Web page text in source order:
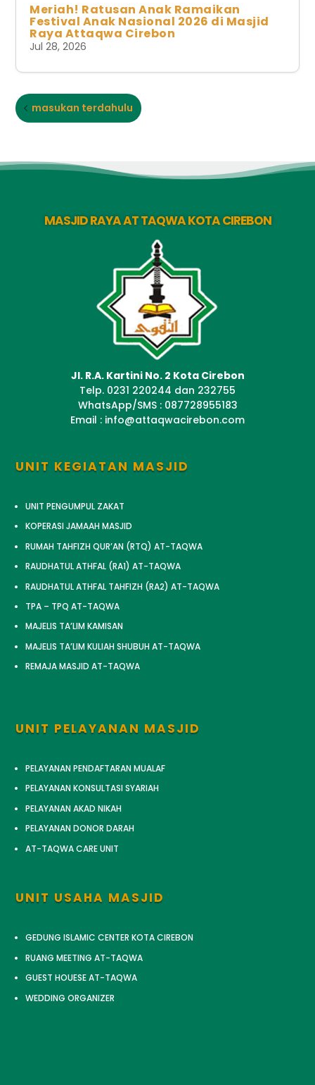
Meriah! Ratusan Anak Ramaikan
Festival Anak Nasional 2026 di Masjid
Raya Attaqwa Cirebon
Jul 28, 2026
masukan terdahulu
MASJID RAYA AT TAQWA KOTA CIREBON
Jl. R.A. Kartini No. 2 Kota Cirebon
Telp. 0231 220244 dan 232755
WhatsApp/SMS : 087728955183
Email : info@attaqwacirebon.com
UNIT KEGIATAN MASJID
UNIT PENGUMPUL ZAKAT
KOPERASI JAMAAH MASJID
RUMAH TAHFIZH QUR’AN (RTQ) AT-TAQWA
RAUDHATUL ATHFAL (RA1) AT-TAQWA
RAUDHATUL ATHFAL TAHFIZH (RA2) AT-TAQWA
TPA – TPQ AT-TAQWA
MAJELIS TA’LIM KAMISAN
MAJELIS TA’LIM KULIAH SHUBUH AT-TAQWA
REMAJA MASJID AT-TAQWA
UNIT PELAYANAN MASJID
PELAYANAN PENDAFTARAN MUALAF
PELAYANAN KONSULTASI SYARIAH
PELAYANAN AKAD NIKAH
PELAYANAN DONOR DARAH
AT-TAQWA CARE UNIT
UNIT USAHA MASJID
GEDUNG ISLAMIC CENTER KOTA CIREBON
RUANG MEETING AT-TAQWA
GUEST HOUESE AT-TAQWA
WEDDING ORGANIZER